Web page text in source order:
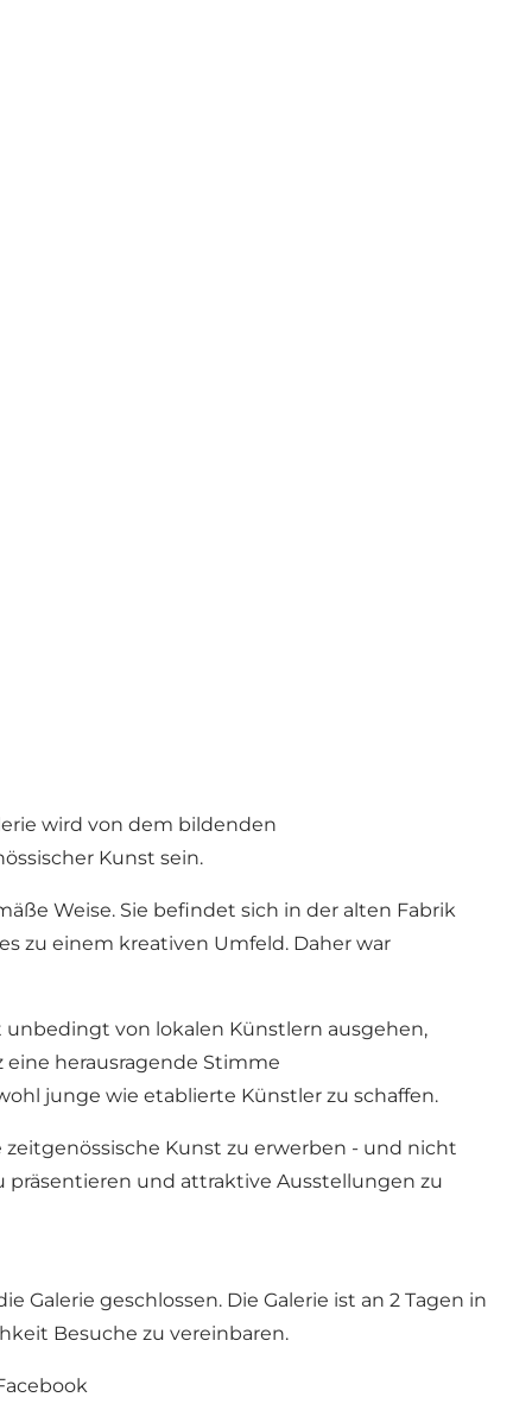
wird von dem bildenden
Kunst sein.
Weise. Sie befindet sich in der alten Fabrik
zu einem kreativen Umfeld. Daher war
unbedingt von lokalen Künstlern ausgehen,
herausragende Stimme
junge wie etablierte Künstler zu schaffen.
Kunst zu erwerben - und nicht
präsentieren und attraktive Ausstellungen zu
geschlossen. Die Galerie ist an 2 Tagen in
Besuche zu vereinbaren.